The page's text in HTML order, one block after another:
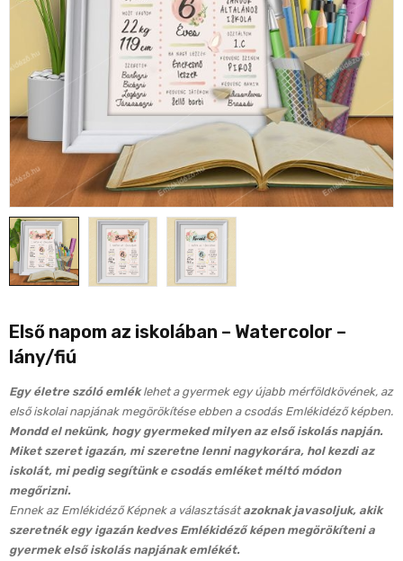
Első napom az iskolában – Watercolor –
lány/fiú
Egy életre szóló emléklehet a gyermek egy újabb mérföldkövének, az
első iskolai napjának megörökítése ebben a csodás Emlékidéző képben.
Mondd el nekünk, hogy gyermeked milyen az első iskolás napján.
Miket szeret igazán, mi szeretne lenni nagykorára, hol kezdi az
iskolát, mi pedig segítünk e csodás emléket méltó módon
megőrizni.
Ennek az Emlékidéző Képnek a választásátazoknak javasoljuk, akik
szeretnék egy igazán kedves Emlékidéző képen megörökíteni a
gyermek első iskolás napjának emlékét.